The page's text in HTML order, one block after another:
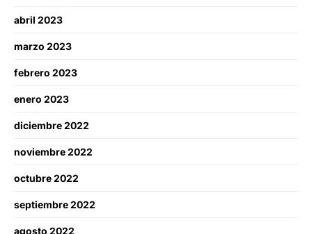
abril 2023
marzo 2023
febrero 2023
enero 2023
diciembre 2022
noviembre 2022
octubre 2022
septiembre 2022
agosto 2022